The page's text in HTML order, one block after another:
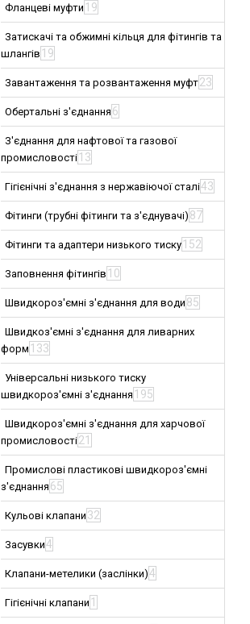
Фланцеві муфти 19
Затискачі та обжимні кільця для фітингів та
шлангів 19
Завантаження та розвантаження муфт23
Обертальні з'єднання 6
З'єднання для нафтової та газової
промисловості 13
Гігієнічні з'єднання з нержавіючої сталі43
Фітинги (трубні фітинги та з'єднувачі) 87
Фітинги та адаптери низького тиску 152
Заповнення фітингів 10
Швидкороз'ємні з'єднання для води 85
Швидкоз'ємні з'єднання для ливарних
форм 133
Універсальні низького тиску
швидкороз'ємні з'єднання 195
Швидкороз'ємні з'єднання для харчової
промисловості21
Промислові пластикові швидкороз'ємні
з'єднання 65
Кульові клапани 32
Засувки4
Клапани-метелики (заслінки)4
Гігієнічні клапани 1